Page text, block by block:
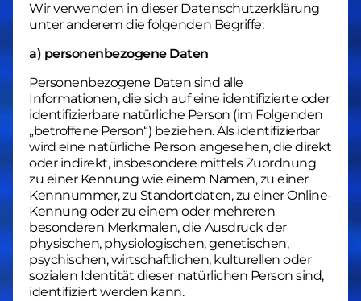
Wir verwenden in dieser Datenschutzerklärung
unter anderem die folgenden Begriffe:
a) personenbezogene Daten
Personenbezogene Daten sind alle
Informationen, die sich auf eine identifizierte oder
identifizierbare natürliche Person (im Folgenden
„betroffene Person“) beziehen. Als identifizierbar
wird eine natürliche Person angesehen, die direkt
oder indirekt, insbesondere mittels Zuordnung
zu einer Kennung wie einem Namen, zu einer
Kennnummer, zu Standortdaten, zu einer Online-
Kennung oder zu einem oder mehreren
besonderen Merkmalen, die Ausdruck der
physischen, physiologischen, genetischen,
psychischen, wirtschaftlichen, kulturellen oder
sozialen Identität dieser natürlichen Person sind,
identifiziert werden kann.